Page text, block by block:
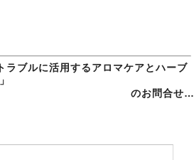
ラブルに活用するアロマケアとハーブ
のお問合せ…